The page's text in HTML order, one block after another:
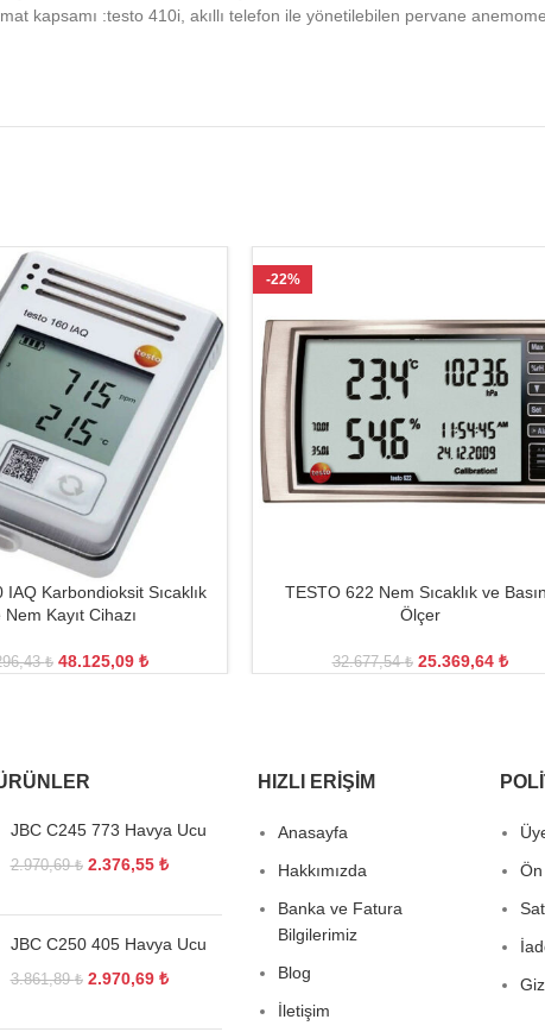
kapsamı :testo 410i, akıllı telefon ile yönetilebilen pervane
Karbondioksit Sıcaklık
Nem Kayıt Cihazı
₺ 48.125,09 ₺
-22%
TESTO 622 Nem Sıcaklık ve
Ölçer
32.677,54₺ 25.369,64 ₺
JBC C245 773 Havya Ucu
2.970,69₺ 2.376,55 ₺
JBC C250 405 Havya Ucu
3.861,89₺ 2.970,69 ₺
HIZLI ERIŞIM
Anasayfa
Hakkımızda
Banka ve Fatura
Bilgilerimiz
Blog
İletişim